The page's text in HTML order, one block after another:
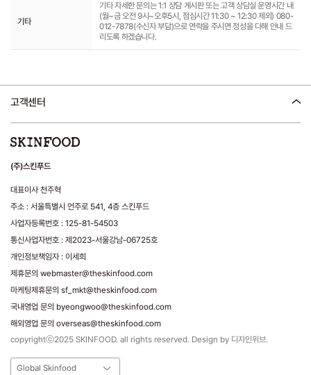
기타
기타 자세한 문의는 1:1 상담 게시판 또는 고객 상담실 운영시간 내
(월~금 오전 9시~오후5시, 점심시간 11:30 ~ 12:30 제외) 080-
012-7878(수신자 부담)으로 연락을 주시면 정성을 다해 안내 드
리도록 하겠습니다.
고객센터
(주)스킨푸드
대표이사 천주혁
주소 : 서울특별시 언주로 541, 4층 스킨푸드
사업자등록번호 : 125-81-54503
통신사업자번호 : 제2023-서울강남-06725호
개인정보책임자 : 이세희
제휴문의 webmaster@theskinfood.com
마케팅제휴문의 sf_mkt@theskinfood.com
국내영업 문의 byeongwoo@theskinfood.com
해외영업 문의 overseas@theskinfood.com
copyrightⓒ2025 SKINFOOD. all rights reserved. Design by 디자인위브.
Global Skinfood